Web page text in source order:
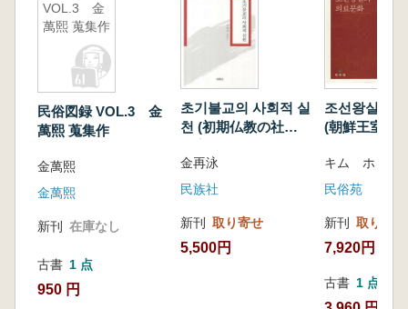
VOL.3 金
萬熙 蒐集作
民俗図録 VOL.3 金
萬熙 蒐集作
金萬熙
金萬熙
新刊 在庫なし
古書 1 点
950 円
초기불교의 사회적 실
천 (初期仏教の社会
金再泳
民族社
新刊 取り寄せ
5,500円
조선왕실의
(朝鮮王室の
キム ホ
民俗苑
新刊 取り寄せ
7,920円
古書 1 点